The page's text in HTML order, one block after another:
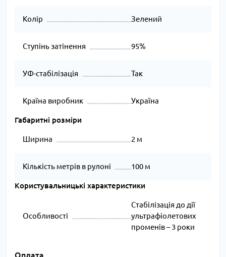
Колір Зелений
Ступінь затінення 95%
УФ-стабілізація Так
Країна виробник Україна
Габаритні розміри
Ширина 2 м
Кількість метрів в рулоні 100 м
Користувальницькі характеристики
Особливості
Стабілізація до дії
ультрафіолетових
променів – 3 роки
Оплата